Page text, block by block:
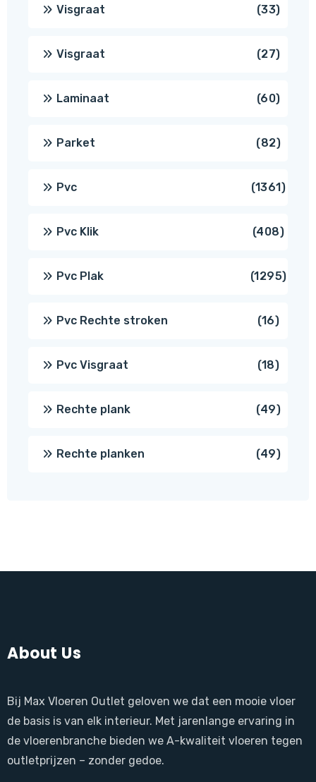
Visgraat 3333
Visgraat 2727
Laminaat 6060
Parket 8282
Pvc 13611361
Pvc Klik 408408
Pvc Plak 12951295
Pvc Rechte stroken 1616
Pvc Visgraat 1818
Rechte plank 4949
Rechte planken 4949
About Us
Bij Max Vloeren Outlet geloven we dat een mooie vloer
de basis is van elk interieur. Met jarenlange ervaring in
de vloerenbranche bieden we A-kwaliteit vloeren tegen
outletprijzen – zonder gedoe.